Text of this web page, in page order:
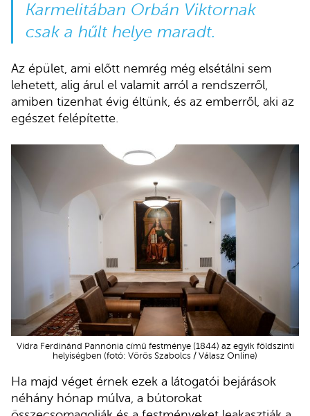
Karmelitában Orbán Viktornak
csak a hűlt helye maradt.
Az épület, ami előtt nemrég még elsétálni sem
lehetett, alig árul el valamit arról a rendszerről,
amiben tizenhat évig éltünk, és az emberről, aki az
egészet felépítette.
Vidra Ferdinánd Pannónia című festménye (1844) az egyik földszinti
helyiségben (fotó: Vörös Szabolcs / Válasz Online)
Ha majd véget érnek ezek a látogatói bejárások
néhány hónap múlva, a bútorokat